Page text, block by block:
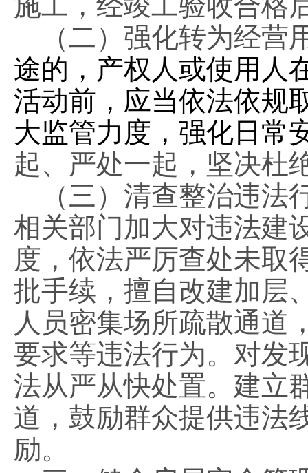
（二）强化转为经营
途的，产权人或使用人
活动前，应当依法依规
大监管力度，强化日常
起、严处一起，坚决杜
（三）清查整治违法
相关部门加大对违法建
度，依法严厉查处未取
批手续，擅自改建加层
人员密集场所疏散通道
要求等违法行为。对发
法从严从快处置。建立
道，鼓励群众提供违法
励。